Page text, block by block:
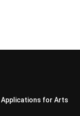
Applications for Arts